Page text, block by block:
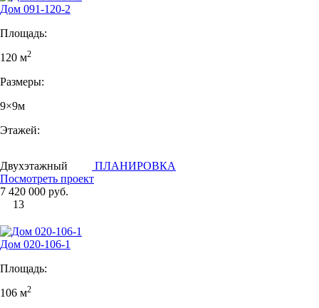
Дом 091-120-2
Площадь:
120 м2
Размеры:
9×9м
Этажей:
Двухэтажный
ПЛАНИРОВКА
Посмотреть проект
7 420 000 руб.
13
Дом 020-106-1
Площадь:
106 м2